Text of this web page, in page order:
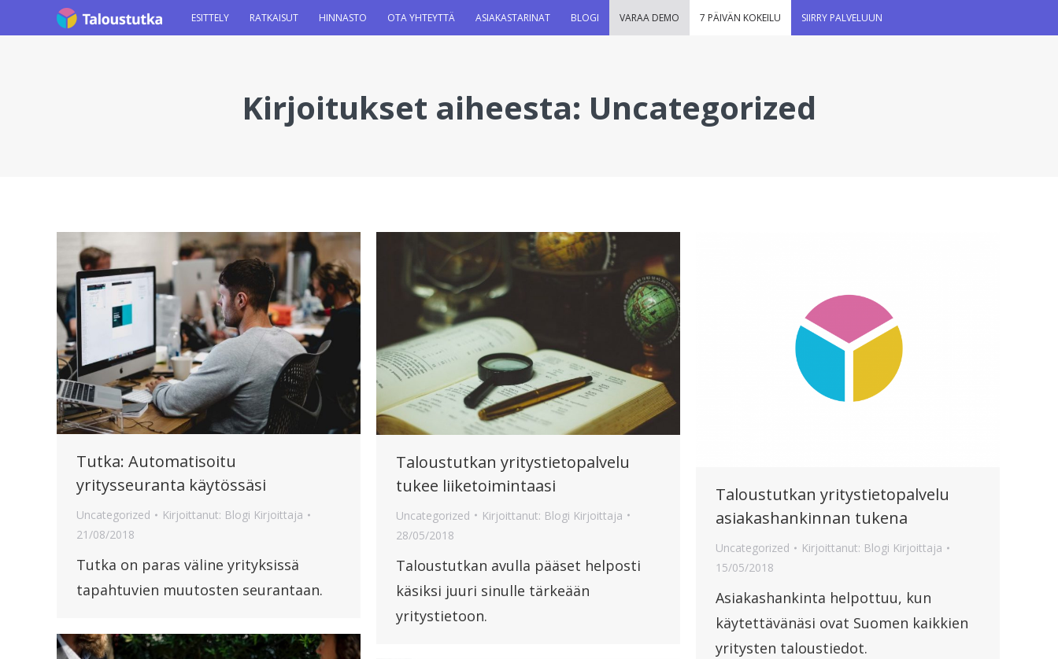
ESITTELY RATKAISUT HINNASTO OTA YHTEYTTÄ ASIAKASTARINAT BLOGI VARAA DEMO 7 PÄIVÄN KOKEILU SIIRRY PALVELUUN
Kirjoitukset aiheesta: Uncategorized
Tutka: Automatisoitu
yritysseuranta käytössäsi
Uncategorized Kirjoittanut: Blogi Kirjoittaja
21/08/2018
Tutka on paras väline yrityksissä
tapahtuvien muutosten seurantaan.
Taloustutkan yritystietopalvelu
tukee liiketoimintaasi
Uncategorized Kirjoittanut: Blogi Kirjoittaja
28/05/2018
Taloustutkan avulla pääset helposti
käsiksi juuri sinulle tärkeään
yritystietoon.
Taloustutkan yritystietopalvelu
asiakashankinnan tukena
Uncategorized Kirjoittanut: Blogi Kirjoittaja
15/05/2018
Asiakashankinta helpottuu, kun
käytettävänäsi ovat Suomen kaikkien
yritysten taloustiedot.